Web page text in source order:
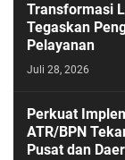
Transformasi
Tegaskan
Pelayanan
Juli 28, 2026
Perkuat
ATR/BPN
Pusat dan